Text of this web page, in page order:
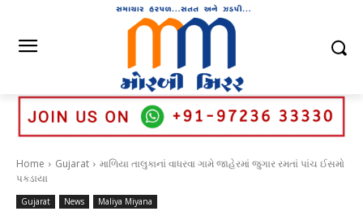
Home Gujarat
માળિયા તાલુકાનાં વાધરવા ગામે જાહેરમાં જુગાર રમતાં પાંચ ઈસમો
પકડાયા
Gujarat News Maliya Miyana